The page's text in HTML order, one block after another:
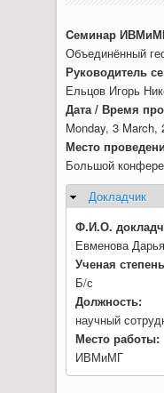
Cеминар
Объединённый
Руководитель
Ельцов Игорь
Дата / Время
Monday, 3 March,
Место
Большой
Hide
Докладчик
Ф.И.О.
Евменова
Ученая
Б/с
Должность:
научный
Место работы:
ИВМиМГ